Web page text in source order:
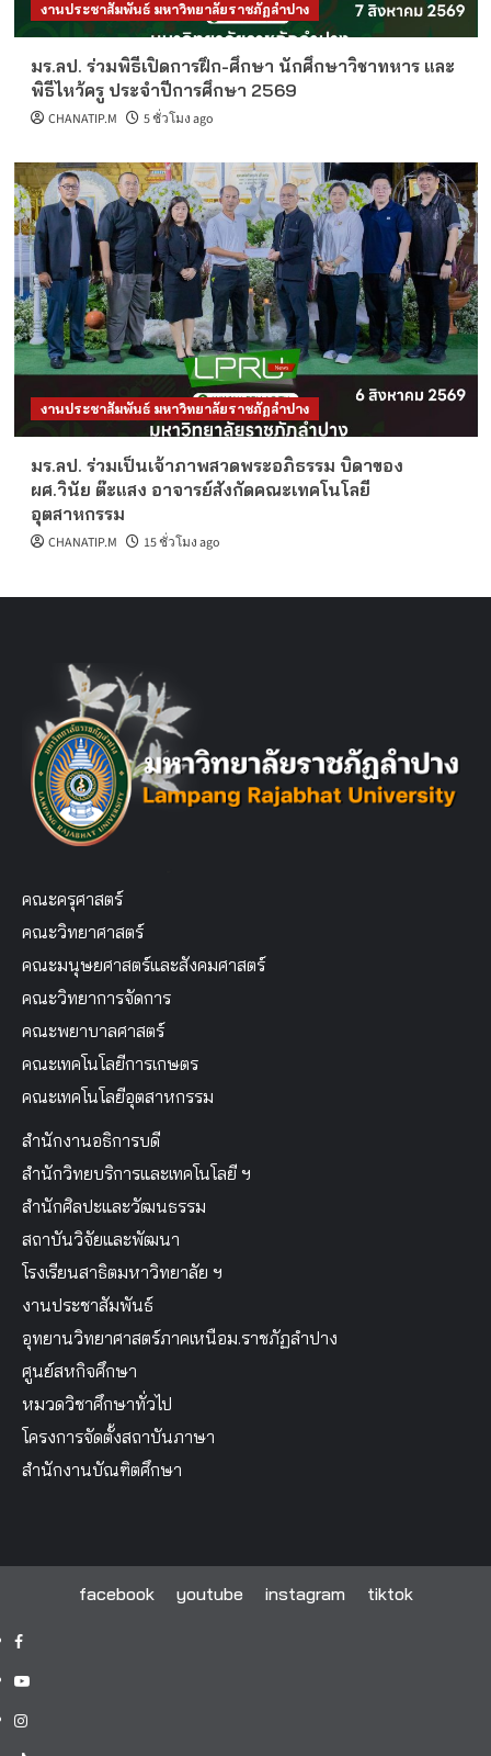
งานประชาสัมพันธ์ มหาวิทยาลัยราชภัฏลำปาง
มร.ลป. ร่วมพิธีเปิดการฝึก-ศึกษา นักศึกษาวิชาทหาร และ
พิธีไหว้ครู ประจำปีการศึกษา 2569
CHANATIP.M 5 ชั่วโมง ago
งานประชาสัมพันธ์ มหาวิทยาลัยราชภัฏลำปาง
มร.ลป. ร่วมเป็นเจ้าภาพสวดพระอภิธรรม บิดาของ
ผศ.วินัย ต๊ะแสง อาจารย์สังกัดคณะเทคโนโลยี
อุตสาหกรรม
CHANATIP.M 15 ชั่วโมง ago
คณะครุศาสตร์
คณะวิทยาศาสตร์
คณะมนุษยศาสตร์และสังคมศาสตร์
คณะวิทยาการจัดการ
คณะพยาบาลศาสตร์
คณะเทคโนโลยีการเกษตร
คณะเทคโนโลยีอุตสาหกรรม
สำนักงานอธิการบดี
สำนักวิทยบริการและเทคโนโลยี ฯ
สำนักศิลปะและวัฒนธรรม
สถาบันวิจัยและพัฒนา
โรงเรียนสาธิตมหาวิทยาลัย ฯ
งานประชาสัมพันธ์
อุทยานวิทยาศาสตร์ภาคเหนือม.ราชภัฏลำปาง
ศูนย์สหกิจศึกษา
หมวดวิชาศึกษาทั่วไป
โครงการจัดตั้งสถาบันภาษา
สำนักงานบัณฑิตศึกษา
facebook youtube instagram tiktok
facebook
youtube
instagram